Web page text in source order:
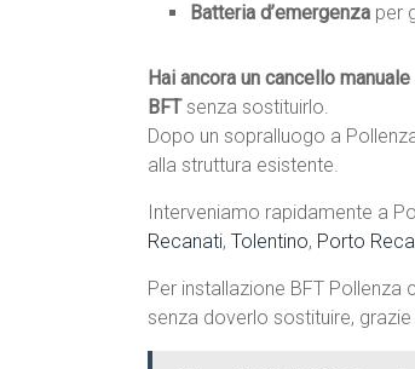
Batteria d’emergenza per
Hai ancora un cancello
BFTsenza sostituirlo.
Dopo un sopralluogo a
alla struttura esistente.
Interveniamo rapidamente a
Recanati, Tolentino, Porto
Per installazione BFT Pollenza
senza doverlo sostituire,